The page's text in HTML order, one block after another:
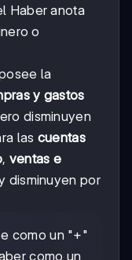
Haber anota
o
la
y gastos
disminuyen
las cuentas
, ventas e
disminuyen por
como un "+"
como un